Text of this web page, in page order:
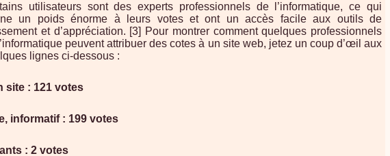
utilisateurs sont des experts professionnels de l’informatique, ce qui
un poids énorme à leurs votes et ont un accès facile aux outils de
et d’appréciation. [3] Pour montrer comment quelques professionnels
peuvent attribuer des cotes à un site web, jetez un coup d’œil aux
lignes ci-dessous :
site : 121 votes
informatif : 199 votes
: 2 votes